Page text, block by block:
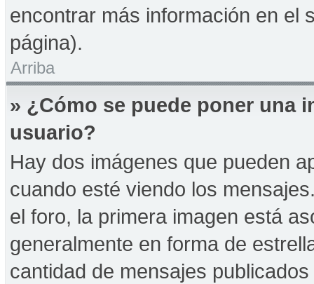
encontrar más información en el
página).
Arriba
» ¿Cómo se puede poner una
usuario?
Hay dos imágenes que pueden
cuando esté viendo los
el foro, la primera imagen está
generalmente en forma de
cantidad de mensajes